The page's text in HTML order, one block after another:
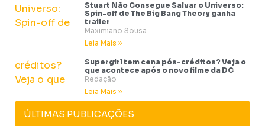
Stuart Não Consegue Salvar o Universo:
Spin-off de The Big Bang Theory ganha
trailer
Maximiano Sousa
Leia Mais »
Supergirl tem cena pós-créditos? Veja o
que acontece após o novo filme da DC
Redação
Leia Mais »
ÚLTIMAS PUBLICAÇÕES